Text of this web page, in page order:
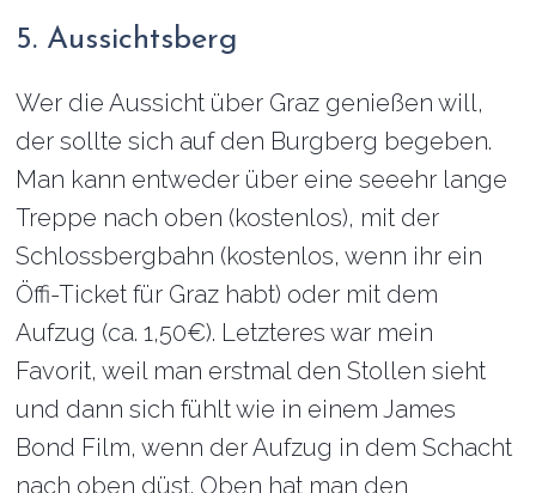
5. Aussichtsberg
Wer die Aussicht über Graz genießen will,
der sollte sich auf den Burgberg begeben.
Man kann entweder über eine seeehr lange
Treppe nach oben (kostenlos), mit der
Schlossbergbahn (kostenlos, wenn ihr ein
Öffi-Ticket für Graz habt) oder mit dem
Aufzug (ca. 1,50€). Letzteres war mein
Favorit, weil man erstmal den Stollen sieht
und dann sich fühlt wie in einem James
Bond Film, wenn der Aufzug in dem Schacht
nach oben düst. Oben hat man den